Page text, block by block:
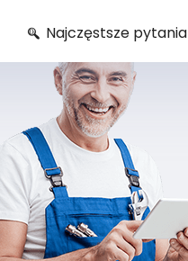
Najczęstsze pytania